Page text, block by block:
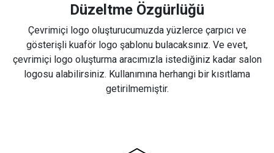
Düzeltme Özgürlüğü
Çevrimiçi logo oluşturucumuzda yüzlerce çarpıcı ve
gösterişli kuaför logo şablonu bulacaksınız. Ve evet,
çevrimiçi logo oluşturma aracımızla istediğiniz kadar salon
logosu alabilirsiniz. Kullanımına herhangi bir kısıtlama
getirilmemiştir.